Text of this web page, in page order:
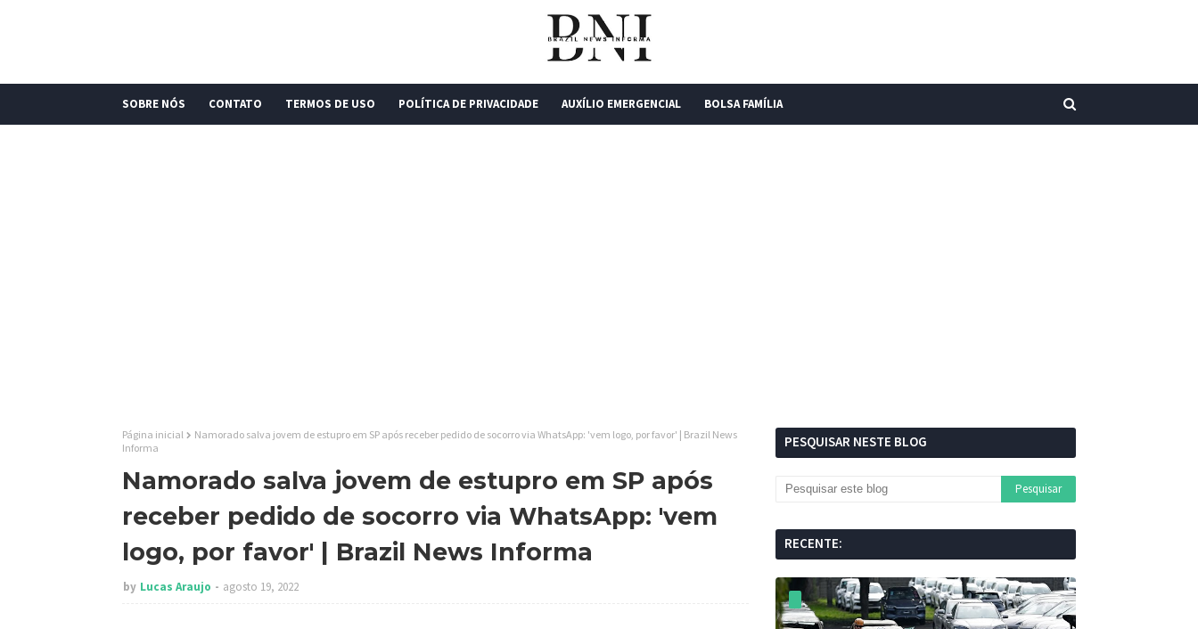
SOBRE NÓS CONTATO TERMOS DE USO POLÍTICA DE PRIVACIDADE AUXÍLIO EMERGENCIAL BOLSA FAMÍLIA
Página inicial
Namorado salva jovem de estupro em SP após receber pedido de socorro via WhatsApp: 'vem logo, por favor' | Brazil News
Informa
Namorado salva jovem de estupro em SP após
receber pedido de socorro via WhatsApp: 'vem
logo, por favor' | Brazil News Informa
by Lucas Araujo agosto 19, 2022
PESQUISAR NESTE BLOG
RECENTE: